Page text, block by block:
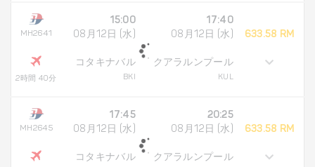
MH2641
2時間 40分
15:00
08月12日 (水)
コタキナバル
BKI
17:40
08月12日 (水)
クアラルンプール
KUL
633.58 RM
MH2645
17:45
08月12日 (水)
コタキナバル
20:25
08月12日 (水)
クアラルンプール
633.58 RM